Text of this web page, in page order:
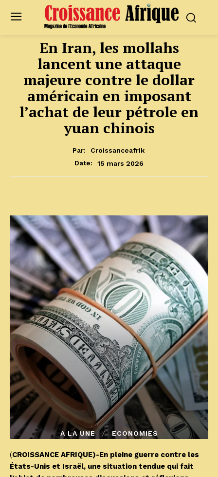
En Iran, les mollahs
lancent une attaque
majeure contre le dollar
américain en imposant
l’achat de leur pétrole en
yuan chinois
Par:
Croissanceafrik
Date:
15 mars 2026
A LA UNE ECONOMIES
(CROISSANCE AFRIQUE)-En pleine guerre contre les
États-Unis et Israël, une situation tendue qui fait